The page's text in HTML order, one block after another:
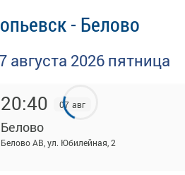
- Белово
августа 2026 пятница
20:40 07 авг
Белово
Белово АВ, ул. Юбилейная, 2